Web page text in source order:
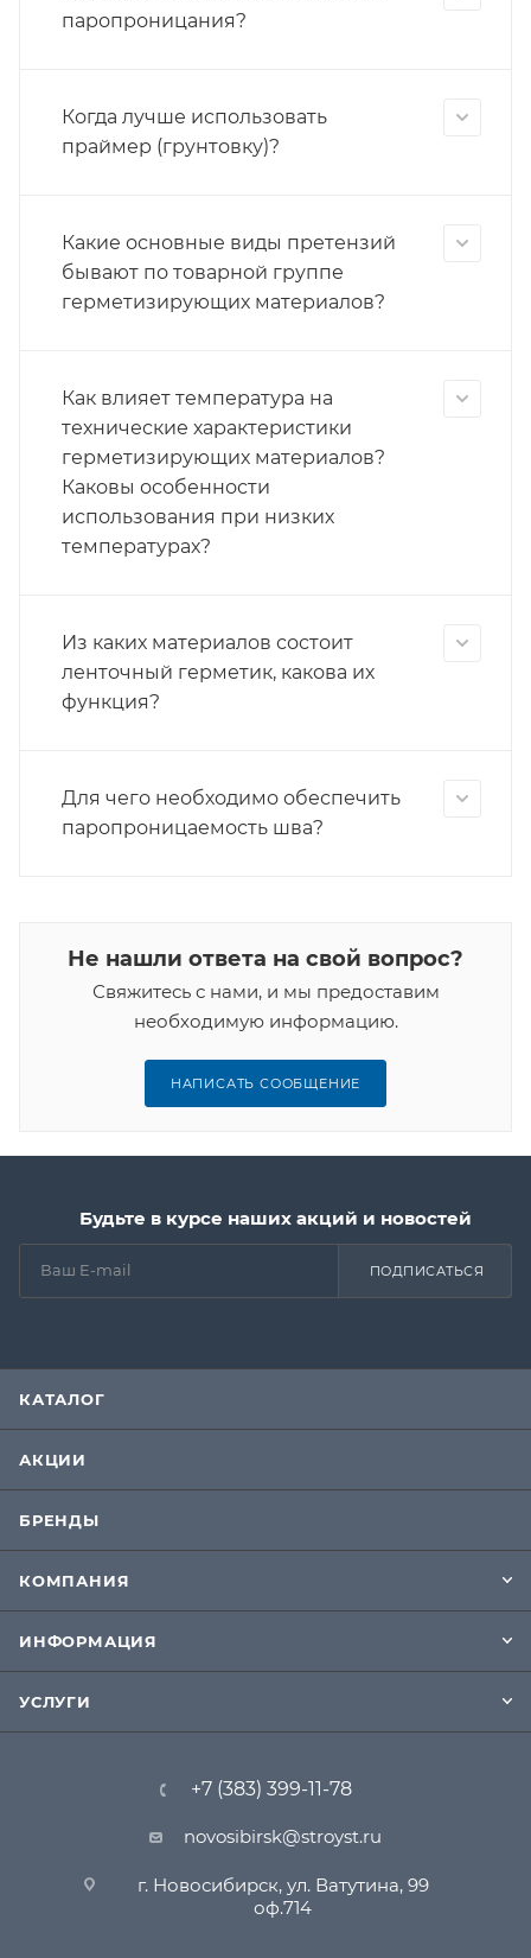
паропроницания?
Когда лучше использовать
праймер (грунтовку)?
Какие основные виды претензий
бывают по товарной группе
герметизирующих материалов?
Как влияет температура на
технические характеристики
герметизирующих материалов?
Каковы особенности
использования при низких
температурах?
Из каких материалов состоит
ленточный герметик, какова их
функция?
Для чего необходимо обеспечить
паропроницаемость шва?
Не нашли ответа на свой вопрос?
Свяжитесь с нами, и мы предоставим
необходимую информацию.
НАПИСАТЬ СООБЩЕНИЕ
Будьте в курсе наших акций и новостей
ПОДПИСАТЬСЯ
КАТАЛОГ
АКЦИИ
БРЕНДЫ
КОМПАНИЯ
ИНФОРМАЦИЯ
УСЛУГИ
+7 (383) 399-11-78
novosibirsk@stroyst.ru
г. Новосибирск, ул. Ватутина, 99
оф.714